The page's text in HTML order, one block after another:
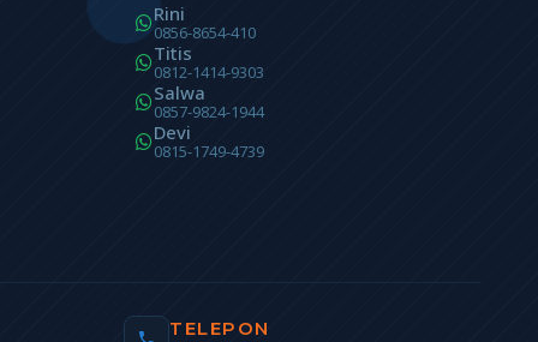
Rini
0856-8654-410
Titis
0812-1414-9303
Salwa
0857-9824-1944
Devi
0815-1749-4739
TELEPON